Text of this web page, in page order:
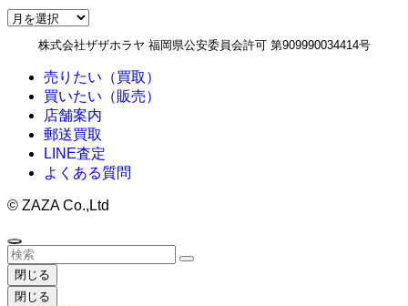
ア
株式会社ザザホラヤ 福岡県公安委員会許可 第909990034414号
売りたい（買取）
買いたい（販売）
店舗案内
郵送買取
LINE査定
よくある質問
© ZAZA Co.,Ltd
閉じる
閉じる